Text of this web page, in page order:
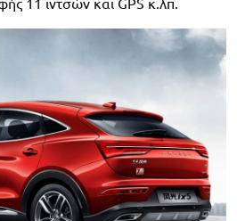
11 ιντσών και GPS κ.λπ.